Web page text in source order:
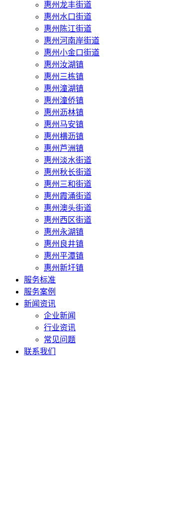
惠州龙丰街道
惠州水口街道
惠州陈江街道
惠州河南岸街道
惠州小金口街道
惠州汝湖镇
惠州三栋镇
惠州潼湖镇
惠州潼侨镇
惠州沥林镇
惠州马安镇
惠州横沥镇
惠州芦洲镇
惠州淡水街道
惠州秋长街道
惠州三和街道
惠州霞涌街道
惠州澳头街道
惠州西区街道
惠州永湖镇
惠州良井镇
惠州平潭镇
惠州新圩镇
服务标准
服务案例
新闻资讯
企业新闻
行业资讯
常见问题
联系我们